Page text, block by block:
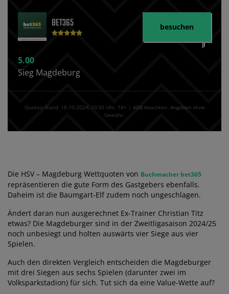
BET365
5.00
Sieg Magdeburg
besuchen
Quoten Stand⁚ 18.10.2024‚ 10⁚30 Uhr. 18+ | AGB beachten. Angaben ohne
Gewähr.
Die HSV – Magdeburg Wettquoten von Buchmacher bet365
repräsentieren die gute Form des Gastgebers ebenfalls.
Daheim ist die Baumgart-Elf zudem noch ungeschlagen.
Ändert daran nun ausgerechnet Ex-Trainer Christian Titz
etwas? Die Magdeburger sind in der Zweitligasaison 2024/25
noch unbesiegt und holten auswärts vier Siege aus vier
Spielen.
Auch den direkten Vergleich entscheiden die Magdeburger
mit drei Siegen aus sechs Spielen (darunter zwei im
Volksparkstadion) für sich. Tut sich da eine Value-Wette auf?